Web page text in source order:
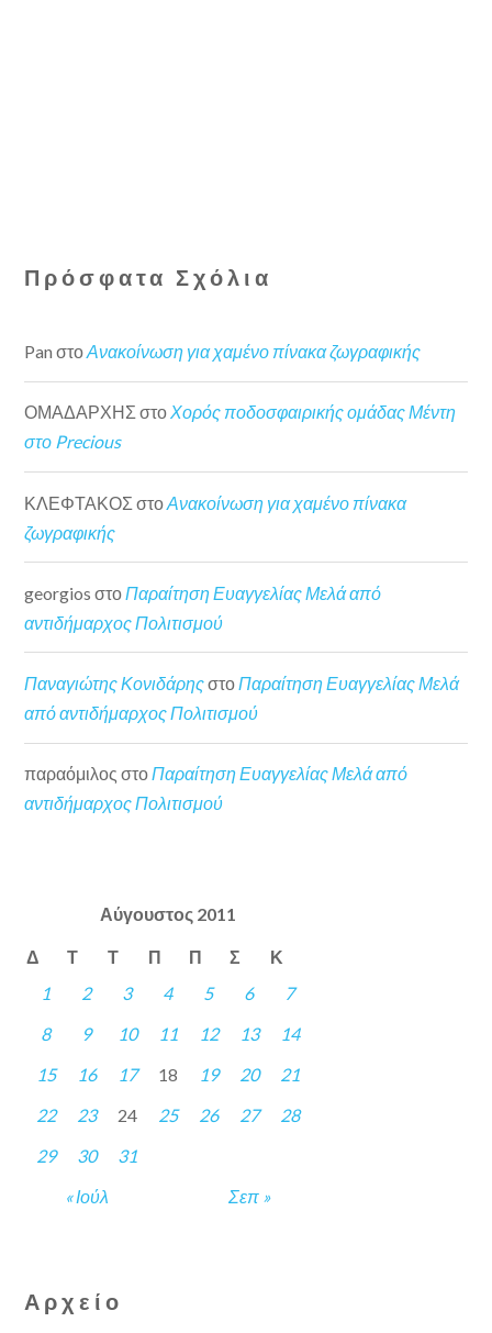
Πρόσφατα Σχόλια
Pan στοΑνακοίνωση για χαμένο πίνακα ζωγραφικής
ΟΜΑΔΑΡΧΗΣ στοΧορός ποδοσφαιρικής ομάδας Μέντη
στο Precious
ΚΛΕΦΤΑΚΟΣ στοΑνακοίνωση για χαμένο πίνακα
ζωγραφικής
georgios στοΠαραίτηση Ευαγγελίας Μελά από
αντιδήμαρχος Πολιτισμού
Παναγιώτης ΚονιδάρηςστοΠαραίτηση Ευαγγελίας Μελά
από αντιδήμαρχος Πολιτισμού
παραόμιλος στοΠαραίτηση Ευαγγελίας Μελά από
αντιδήμαρχος Πολιτισμού
Αύγουστος 2011
Δ Τ Τ Π Π Σ Κ
« Ιούλ Σεπ »
1 2 3 4 5 6
7
8
9 10 11 12 13
14
15
16 17 18 19 20
21
22
23 24 25 26 27
28
29
30 31
Αρχείο